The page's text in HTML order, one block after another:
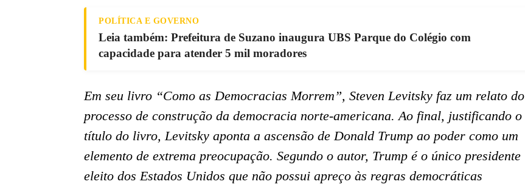
POLÍTICA E GOVERNO
Leia também: Prefeitura de Suzano inaugura UBS Parque do Colégio com
capacidade para atender 5 mil moradores
Em seu livro “Como as Democracias Morrem”, Steven Levitsky faz um relato do
processo de construção da democracia norte-americana. Ao final, justificando o
título do livro, Levitsky aponta a ascensão de Donald Trump ao poder como um
elemento de extrema preocupação. Segundo o autor, Trump é o único presidente
eleito dos Estados Unidos que não possui apreço às regras democráticas